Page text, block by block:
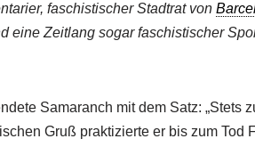
faschistischer Stadtrat von
eine Zeitlang sogar faschistischer
Samaranch mit dem Satz: „Stets
Gruß praktizierte er bis zum Tod